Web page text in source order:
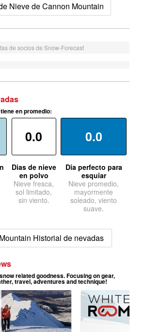
Nieve de Cannon Mountain
de socios de Snow-Forecast
en promedio:
0.0
Dias de nieve
en polvo
Nieve fresca,
sol limitado,
sin viento.
0.0
Dia perfecto para
esquiar
Nieve promedio,
mayormente
soleado, viento
suave.
Historial de nevadas